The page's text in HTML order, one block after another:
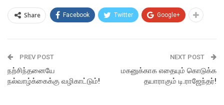
Share Facebook Twitter Google+
PREV POST
நற்சிந்தனையே
நல்வாழ்க்கைக்கு வழிகாட்டும்!
NEXT POST
மகனுக்காக எதையும் கொடுக்க
தயாராகும் டி.ராஜேந்தர்!